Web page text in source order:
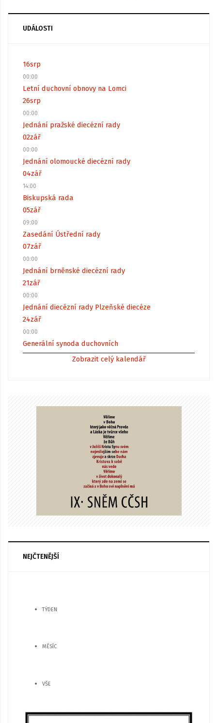
UDÁLOSTI
16srp
00:00
Letní duchovní obnovy na Lomci
26srp
00:00
Jednání pražské diecézní rady
02zář
00:00
Jednání olomoucké diecézní rady
04zář
14:00
Biskupská rada
05zář
09:00
Zasedání Ústřední rady
07zář
00:00
Jednání brněnské diecézní rady
21zář
00:00
Jednání diecézní rady Plzeňské diecéze
24zář
00:00
Generální synoda duchovních
Zobrazit celý kalendář
NEJČTENĚJŠÍ
TÝDEN
MĚSÍC
VŠE